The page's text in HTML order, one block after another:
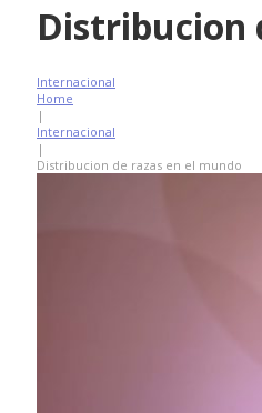
Distribucion
Internacional
Home
|
Internacional
|
Distribucion de razas en el mundo